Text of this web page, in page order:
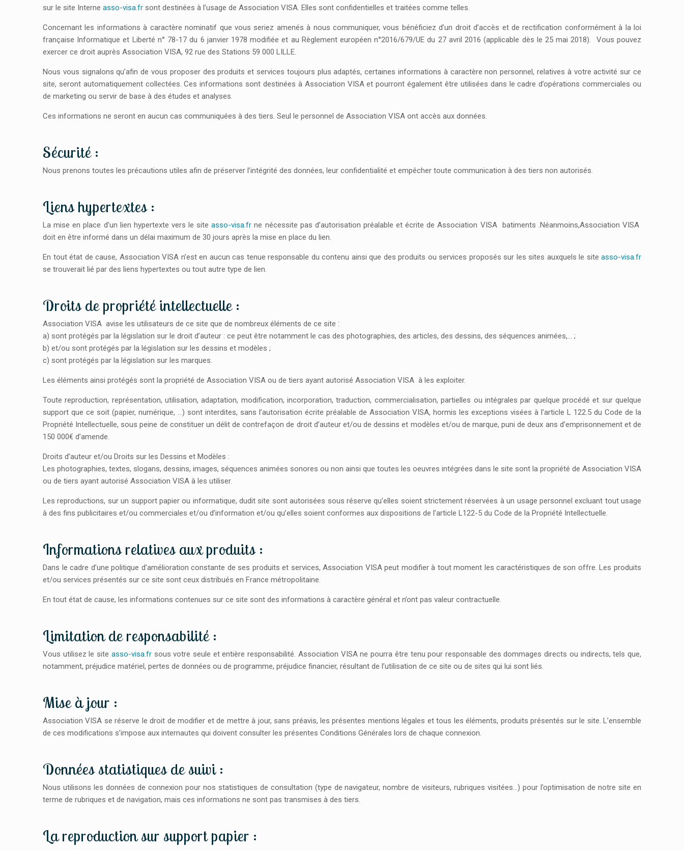
sur le site Interne asso-visa.fr sont destinées à l’usage de Association VISA. Elles sont confidentielles et traitées comme telles.
Concernant les informations à caractère nominatif que vous seriez amenés à nous communiquer, vous bénéficiez d’un droit d’accès et de rectification conformément à la loi
française Informatique et Liberté n° 78-17 du 6 janvier 1978 modifiée et au Règlement européen n°2016/679/UE du 27 avril 2016 (applicable dès le 25 mai 2018). Vous pouvez
exercer ce droit auprès Association VISA, 92 rue des Stations 59 000 LILLE.
Nous vous signalons qu’afin de vous proposer des produits et services toujours plus adaptés, certaines informations à caractère non personnel, relatives à votre activité sur ce
site, seront automatiquement collectées. Ces informations sont destinées à Association VISA et pourront également être utilisées dans le cadre d’opérations commerciales ou
de marketing ou servir de base à des études et analyses.
Ces informations ne seront en aucun cas communiquées à des tiers. Seul le personnel de Association VISA ont accès aux données.
Sécurité :
Nous prenons toutes les précautions utiles afin de préserver l’intégrité des données, leur confidentialité et empêcher toute communication à des tiers non autorisés.
Liens hypertextes :
La mise en place d’un lien hypertexte vers le siteasso-visa.fr ne nécessite pas d’autorisation préalable et écrite de Association VISA batiments .Néanmoins,Association VISA
doit en être informé dans un délai maximum de 30 jours après la mise en place du lien.
En tout état de cause, Association VISA n’est en aucun cas tenue responsable du contenu ainsi que des produits ou services proposés sur les sites auxquels le site asso-visa.fr
se trouverait lié par des liens hypertextes ou tout autre type de lien.
Droits de propriété intellectuelle :
Association VISA avise les utilisateurs de ce site que de nombreux éléments de ce site :
a) sont protégés par la législation sur le droit d’auteur : ce peut être notamment le cas des photographies, des articles, des dessins, des séquences animées,… ;
b) et/ou sont protégés par la législation sur les dessins et modèles ;
c) sont protégés par la législation sur les marques.
Les éléments ainsi protégés sont la propriété de Association VISA ou de tiers ayant autorisé Association VISA à les exploiter.
Toute reproduction, représentation, utilisation, adaptation, modification, incorporation, traduction, commercialisation, partielles ou intégrales par quelque procédé et sur quelque
support que ce soit (papier, numérique, …) sont interdites, sans l’autorisation écrite préalable de Association VISA, hormis les exceptions visées à l’article L 122.5 du Code de la
Propriété Intellectuelle, sous peine de constituer un délit de contrefaçon de droit d’auteur et/ou de dessins et modèles et/ou de marque, puni de deux ans d’emprisonnement et de
150 000€ d’amende.
Droits d’auteur et/ou Droits sur les Dessins et Modèles :
Les photographies, textes, slogans, dessins, images, séquences animées sonores ou non ainsi que toutes les oeuvres intégrées dans le site sont la propriété de Association VISA
ou de tiers ayant autorisé Association VISA à les utiliser.
Les reproductions, sur un support papier ou informatique, dudit site sont autorisées sous réserve qu’elles soient strictement réservées à un usage personnel excluant tout usage
à des fins publicitaires et/ou commerciales et/ou d’information et/ou qu’elles soient conformes aux dispositions de l’article L122-5 du Code de la Propriété Intellectuelle.
Informations relatives aux produits :
Dans le cadre d’une politique d’amélioration constante de ses produits et services, Association VISA peut modifier à tout moment les caractéristiques de son offre. Les produits
et/ou services présentés sur ce site sont ceux distribués en France métropolitaine.
En tout état de cause, les informations contenues sur ce site sont des informations à caractère général et n’ont pas valeur contractuelle.
Limitation de responsabilité :
Vous utilisez le site asso-visa.frsous votre seule et entière responsabilité. Association VISA ne pourra être tenu pour responsable des dommages directs ou indirects, tels que,
notamment, préjudice matériel, pertes de données ou de programme, préjudice financier, résultant de l’utilisation de ce site ou de sites qui lui sont liés.
Mise à jour :
Association VISA se réserve le droit de modifier et de mettre à jour, sans préavis, les présentes mentions légales et tous les éléments, produits présentés sur le site. L’ensemble
de ces modifications s’impose aux internautes qui doivent consulter les présentes Conditions Générales lors de chaque connexion.
Données statistiques de suivi :
Nous utilisons les données de connexion pour nos statistiques de consultation (type de navigateur, nombre de visiteurs, rubriques visitées…) pour l’optimisation de notre site en
terme de rubriques et de navigation, mais ces informations ne sont pas transmises à des tiers.
La reproduction sur support papier :